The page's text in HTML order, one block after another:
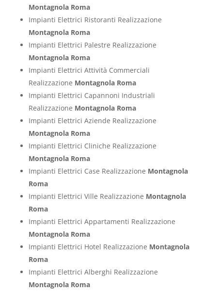
Montagnola Roma
Impianti Elettrici Ristoranti Realizzazione
Montagnola Roma
Impianti Elettrici Palestre Realizzazione
Montagnola Roma
Impianti Elettrici Attività Commerciali
Realizzazione Montagnola Roma
Impianti Elettrici Capannoni Industriali
Realizzazione Montagnola Roma
Impianti Elettrici Aziende Realizzazione
Montagnola Roma
Impianti Elettrici Cliniche Realizzazione
Montagnola Roma
Impianti Elettrici Case Realizzazione Montagnola
Roma
Impianti Elettrici Ville Realizzazione Montagnola
Roma
Impianti Elettrici Appartamenti Realizzazione
Montagnola Roma
Impianti Elettrici Hotel Realizzazione Montagnola
Roma
Impianti Elettrici Alberghi Realizzazione
Montagnola Roma